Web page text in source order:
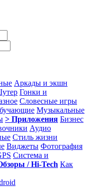
Аркады и экшн
Гонки и
Словесные игры
Музыкальные
> Приложения Бизнес
Аудио
Стиль жизни
Виджеты Фотография
Система и
/ Hi-Tech Как